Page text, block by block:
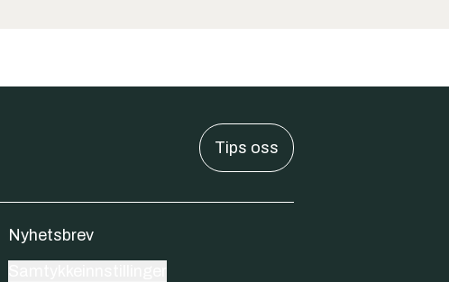
Tips oss
Nyhetsbrev